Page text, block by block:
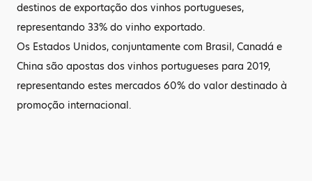
destinos de exportação dos vinhos portugueses,
representando 33% do vinho exportado.
Os Estados Unidos, conjuntamente com Brasil, Canadá e
China são apostas dos vinhos portugueses para 2019,
representando estes mercados 60% do valor destinado à
promoção internacional.